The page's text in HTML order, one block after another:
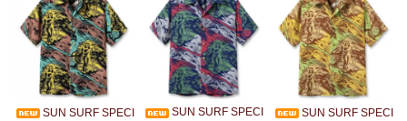
SUN SURF SPECI
SUN SURF SPECI
SUN SURF SPECI